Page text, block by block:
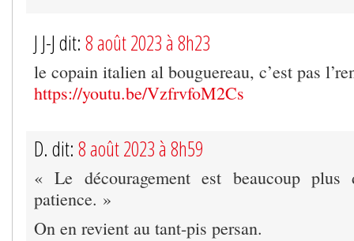
J J-J dit: 8 août 2023 à 8h23
le copain italien al bouguereau, c’est pas
https://youtu.be/VzfrvfoM2Cs
D. dit: 8 août 2023 à 8h59
« Le découragement est beaucoup plus
patience. »
On en revient au tant-pis persan.